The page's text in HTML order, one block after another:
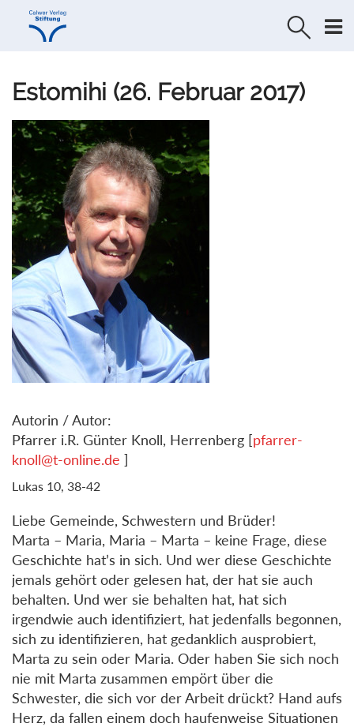
Direkt
Direkt
Estomihi (26. Februar 2017)
Autorin / Autor:
Pfarrer i.R. Günter Knoll, Herrenberg [pfarrer-
knoll@t-online.de ]
Lukas 10, 38-42
Liebe Gemeinde, Schwestern und Brüder!
Marta – Maria, Maria – Marta – keine Frage, diese
Geschichte hat’s in sich. Und wer diese Geschichte
jemals gehört oder gelesen hat, der hat sie auch
behalten. Und wer sie behalten hat, hat sich
irgendwie auch identifiziert, hat jedenfalls begonnen,
sich zu identifizieren, hat gedanklich ausprobiert,
Marta zu sein oder Maria. Oder haben Sie sich noch
nie mit Marta zusammen empört über die
Schwester, die sich vor der Arbeit drückt? Hand aufs
Herz, da fallen einem doch haufenweise Situationen